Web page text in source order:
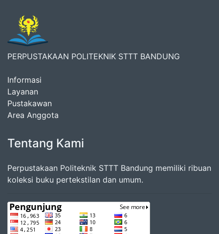
PERPUSTAKAAN POLITEKNIK STTT BANDUNG
Informasi
Layanan
Pustakawan
Area Anggota
Tentang Kami
Perpustakaan Politeknik STTT Bandung memiliki ribuan
koleksi buku pertekstilan dan umum.